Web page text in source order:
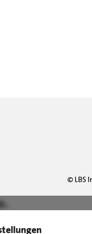
©LBS